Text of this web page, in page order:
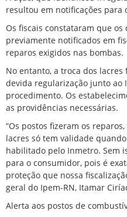
resultou em notificações para
Os fiscais constataram que
previamente notificados em
reparos exigidos nas bombas.
No entanto, a troca dos
devida regularização junto ao
procedimento. Os
as providências necessárias.
“Os postos fizeram os
lacres só tem validade
habilitado pelo Inmetro. Sem
para o consumidor, pois é
proteção que nossa
geral do Ipem-RN, Itamar
Alerta aos postos de